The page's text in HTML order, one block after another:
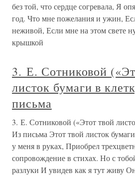
без той, что сердце согревала, Я
год. Что мне пожелания и ужин,
неживой, Если мне на этом свете
крышкой
3. Е. Сотниковой
листок бумаги в
письма
3. Е. Сотниковой («Этот твой
Из письма Этот твой листок
у меня в руках, Приобрел
сопровождение в стихах. Но с
разлуки И увидев как я тут живу